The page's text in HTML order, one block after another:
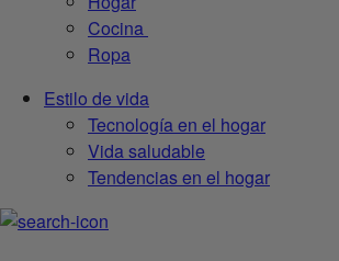
Cocina
Ropa
Estilo de vida
Tecnología en el hogar
Vida saludable
Tendencias en el hogar